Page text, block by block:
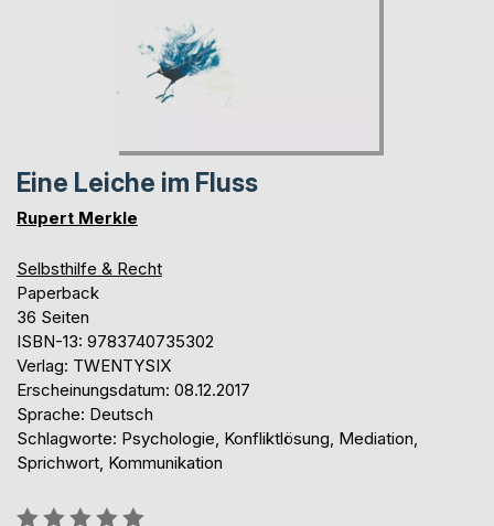
Eine Leiche im Fluss
Rupert Merkle
Selbsthilfe & Recht
Paperback
36 Seiten
ISBN-13: 9783740735302
Verlag: TWENTYSIX
Erscheinungsdatum: 08.12.2017
Sprache: Deutsch
Schlagworte: Psychologie, Konfliktlösung, Mediation,
Sprichwort, Kommunikation
Bewertung::